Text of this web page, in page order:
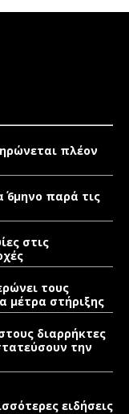
πλέον
6μηνο παρά τις
στις
τους
μέτρα στήριξης
διαρρήκτες
την
ειδήσεις